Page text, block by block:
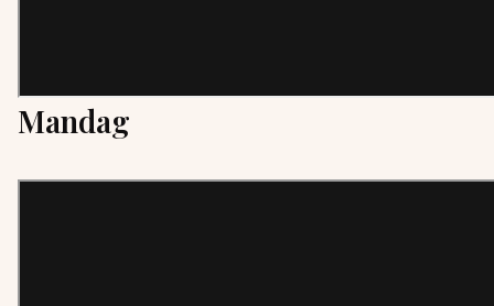
Mandag